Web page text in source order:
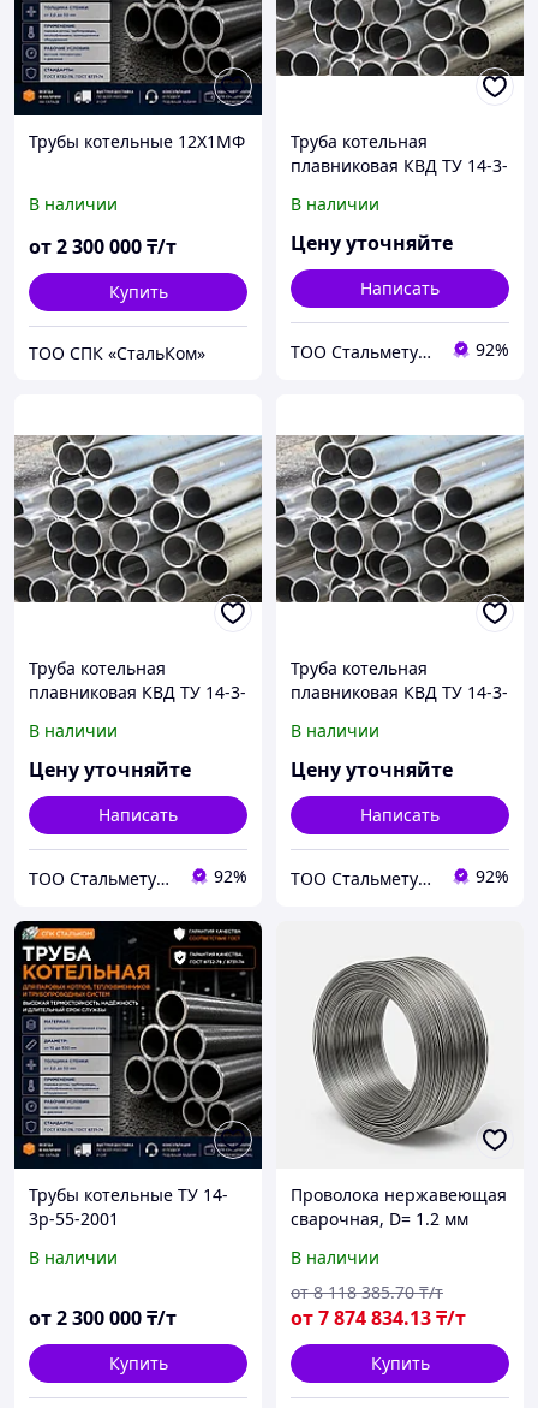
Трубы котельные 12Х1МФ
В наличии
от2 300 000₸/т
Купить
ТОО СПК «СтальКом»
Труба котельная
плавниковая КВД ТУ 14-3-
Сталь: 12Х1МФ ТУ 14-3-
341-75
В наличии
Цену уточняйте
Написать
ТОО Стальметурал 92%
Труба котельная
плавниковая КВД ТУ 14-3-
Сталь: 12Х1МФ
В наличии
Цену уточняйте
Написать
ТОО Стальметурал 92%
Труба котельная
плавниковая КВД ТУ 14-3-
Сталь: 12Х1МФ ТУ 14-3-
341-75
В наличии
Цену уточняйте
Написать
ТОО Стальметурал 92%
Трубы котельные ТУ 14-
3р-55-2001
В наличии
от2 300 000₸/т
Купить
Проволока нержавеющая
сварочная, D= 1.2 мм
В наличии
от7 874 834.13₸/т
от 8 118 385.70 ₸/т
Купить